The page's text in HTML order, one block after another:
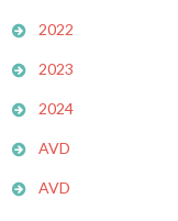
2022
2023
2024
AVD
AVD